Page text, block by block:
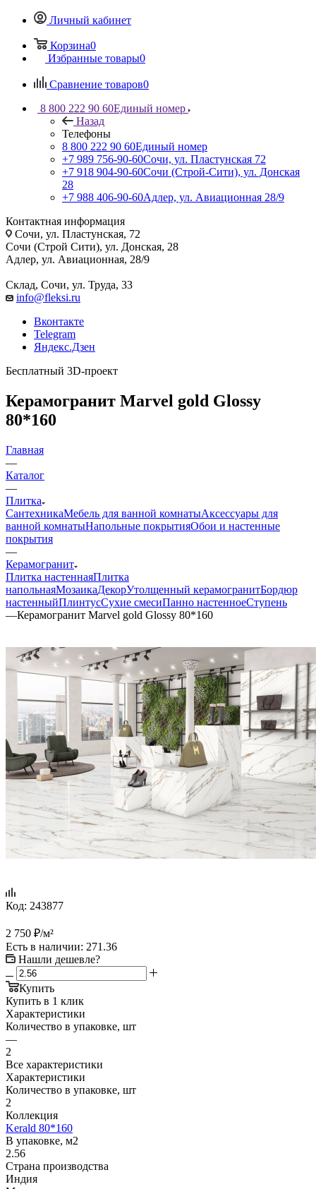
Личный кабинет
Корзина0
Избранные товары0
Сравнение товаров0
8 800 222 90 60Единый номер
Назад
Телефоны
8 800 222 90 60Единый номер
+7 989 756-90-60Сочи, ул. Пластунская 72
+7 918 904-90-60Сочи (Строй-Сити), ул. Донская
28
+7 988 406-90-60Адлер, ул. Авиационная 28/9
Контактная информация
Сочи, ул. Пластунская, 72
Сочи (Строй Сити), ул. Донская, 28
Адлер, ул. Авиационная, 28/9
Склад, Сочи, ул. Труда, 33
info@fleksi.ru
Вконтакте
Telegram
Яндекс.Дзен
Бесплатный 3D-проект
Керамогранит Marvel gold Glossy
80*160
Главная
—
Каталог
—
Плитка
СантехникаМебель для ванной комнатыАксессуары для
ванной комнатыНапольные покрытияОбои и настенные
покрытия
—
Керамогранит
Плитка настеннаяПлитка
напольнаяМозаикаДекорУтолщенный керамогранитБордюр
настенныйПлинтусСухие смесиПанно настенноеСтупень
—Керамогранит Marvel gold Glossy 80*160
Код: 243877
2 750 ₽/м²
Есть в наличии: 271.36
Нашли дешевле?
Купить
Купить в 1 клик
Характеристики
Количество в упаковке, шт
—
2
Все характеристики
Характеристики
Количество в упаковке, шт
2
Коллекция
Kerald 80*160
В упаковке, м2
2.56
Страна производства
Индия